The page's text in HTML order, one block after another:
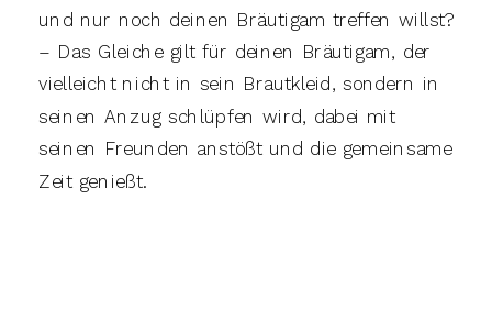
und nur noch deinen Bräutigam treffen willst?
– Das Gleiche gilt für deinen Bräutigam, der
vielleicht nicht in sein Brautkleid, sondern in
seinen Anzug schlüpfen wird, dabei mit
seinen Freunden anstößt und die gemeinsame
Zeit genießt.